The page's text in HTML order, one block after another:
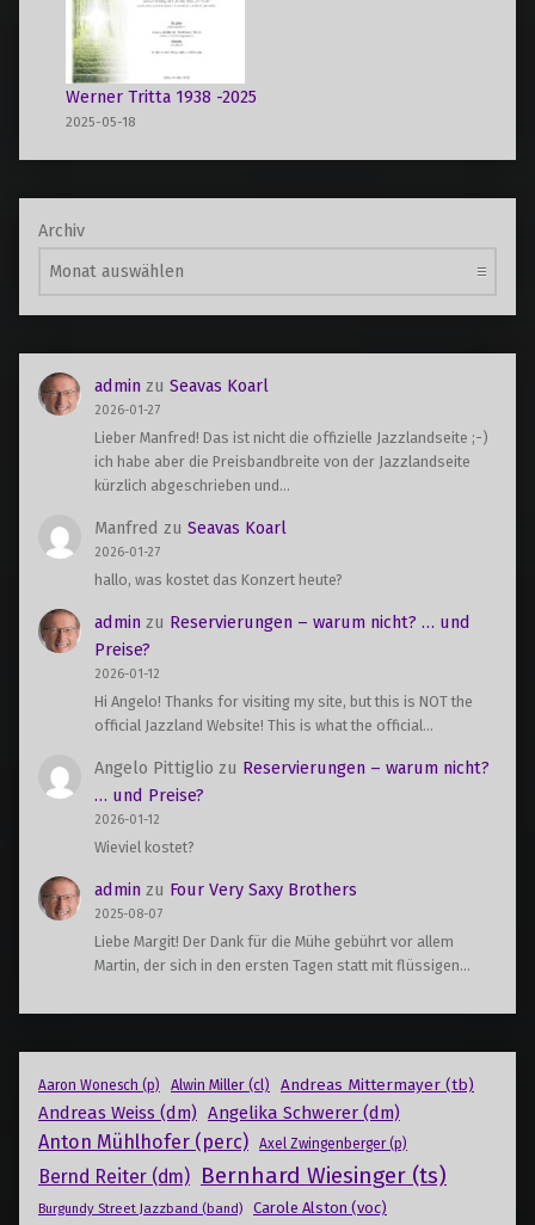
Werner Tritta 1938 -2025
2025-05-18
Archiv
admin zuSeavas Koarl
2026-01-27
Lieber Manfred! Das ist nicht die offizielle Jazzlandseite ;-)
ich habe aber die Preisbandbreite von der Jazzlandseite
kürzlich abgeschrieben und…
Manfred zuSeavas Koarl
2026-01-27
hallo, was kostet das Konzert heute?
admin zu Reservierungen – warum nicht? … und
Preise?
2026-01-12
Hi Angelo! Thanks for visiting my site, but this is NOT the
official Jazzland Website! This is what the official…
Angelo Pittiglio zu Reservierungen – warum nicht?
… und Preise?
2026-01-12
Wieviel kostet?
admin zu Four Very Saxy Brothers
2025-08-07
Liebe Margit! Der Dank für die Mühe gebührt vor allem
Martin, der sich in den ersten Tagen statt mit flüssigen…
Aaron Wonesch (p) Alwin Miller (cl) Andreas Mittermayer (tb)
Andreas Weiss (dm) Angelika Schwerer (dm)
Anton Mühlhofer (perc) Axel Zwingenberger (p)
Bernd Reiter (dm) Bernhard Wiesinger (ts)
Burgundy Street Jazzband (band) Carole Alston (voc)